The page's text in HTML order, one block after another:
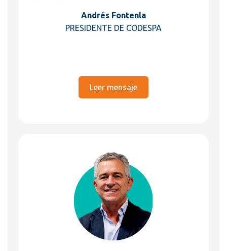
Andrés Fontenla
PRESIDENTE DE CODESPA
Leer mensaje